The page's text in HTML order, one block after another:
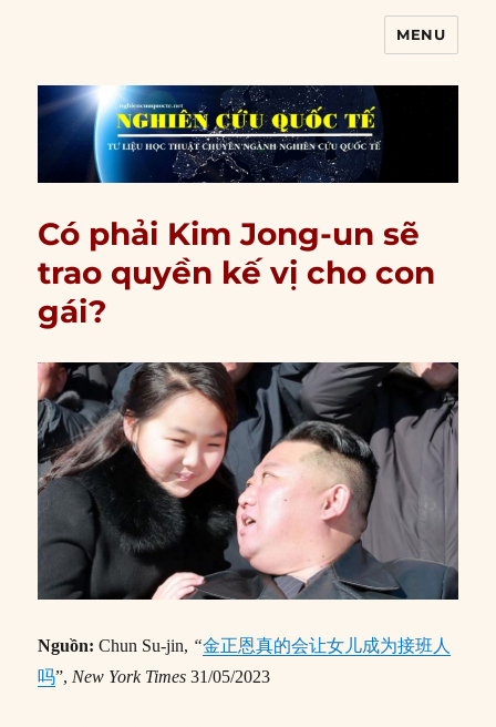
MENU
Có phải Kim Jong-un sẽ
trao quyền kế vị cho con
gái?
Nguồn:Chun Su-jin, “金正恩真的会让女儿成为接班人
吗”, New York Times 31/05/2023